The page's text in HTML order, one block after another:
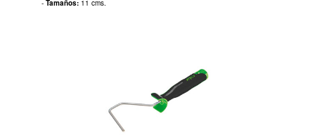
- Tamaños: 11 cms.